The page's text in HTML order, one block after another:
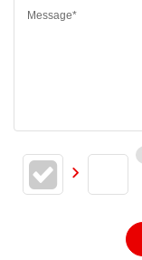
Message*